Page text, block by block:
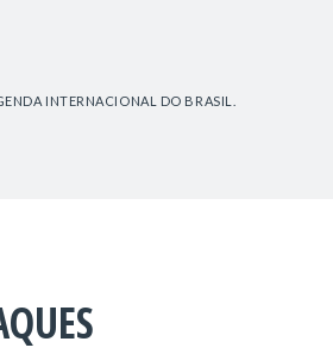
INTERNACIONAL DO BRASIL.